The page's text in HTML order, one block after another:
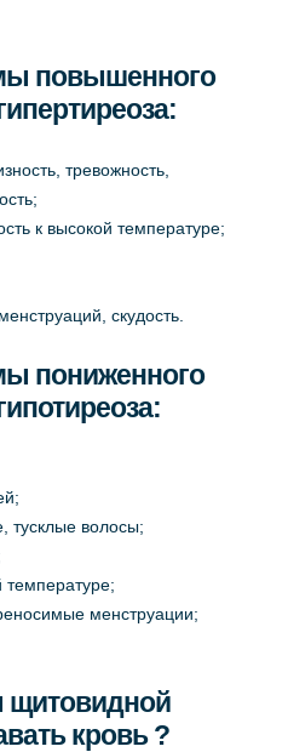
повышенного
тревожность,
к высокой температуре;
скудость.
пониженного
тусклые волосы;
температуре;
менструации;
щитовидной
кровь ?